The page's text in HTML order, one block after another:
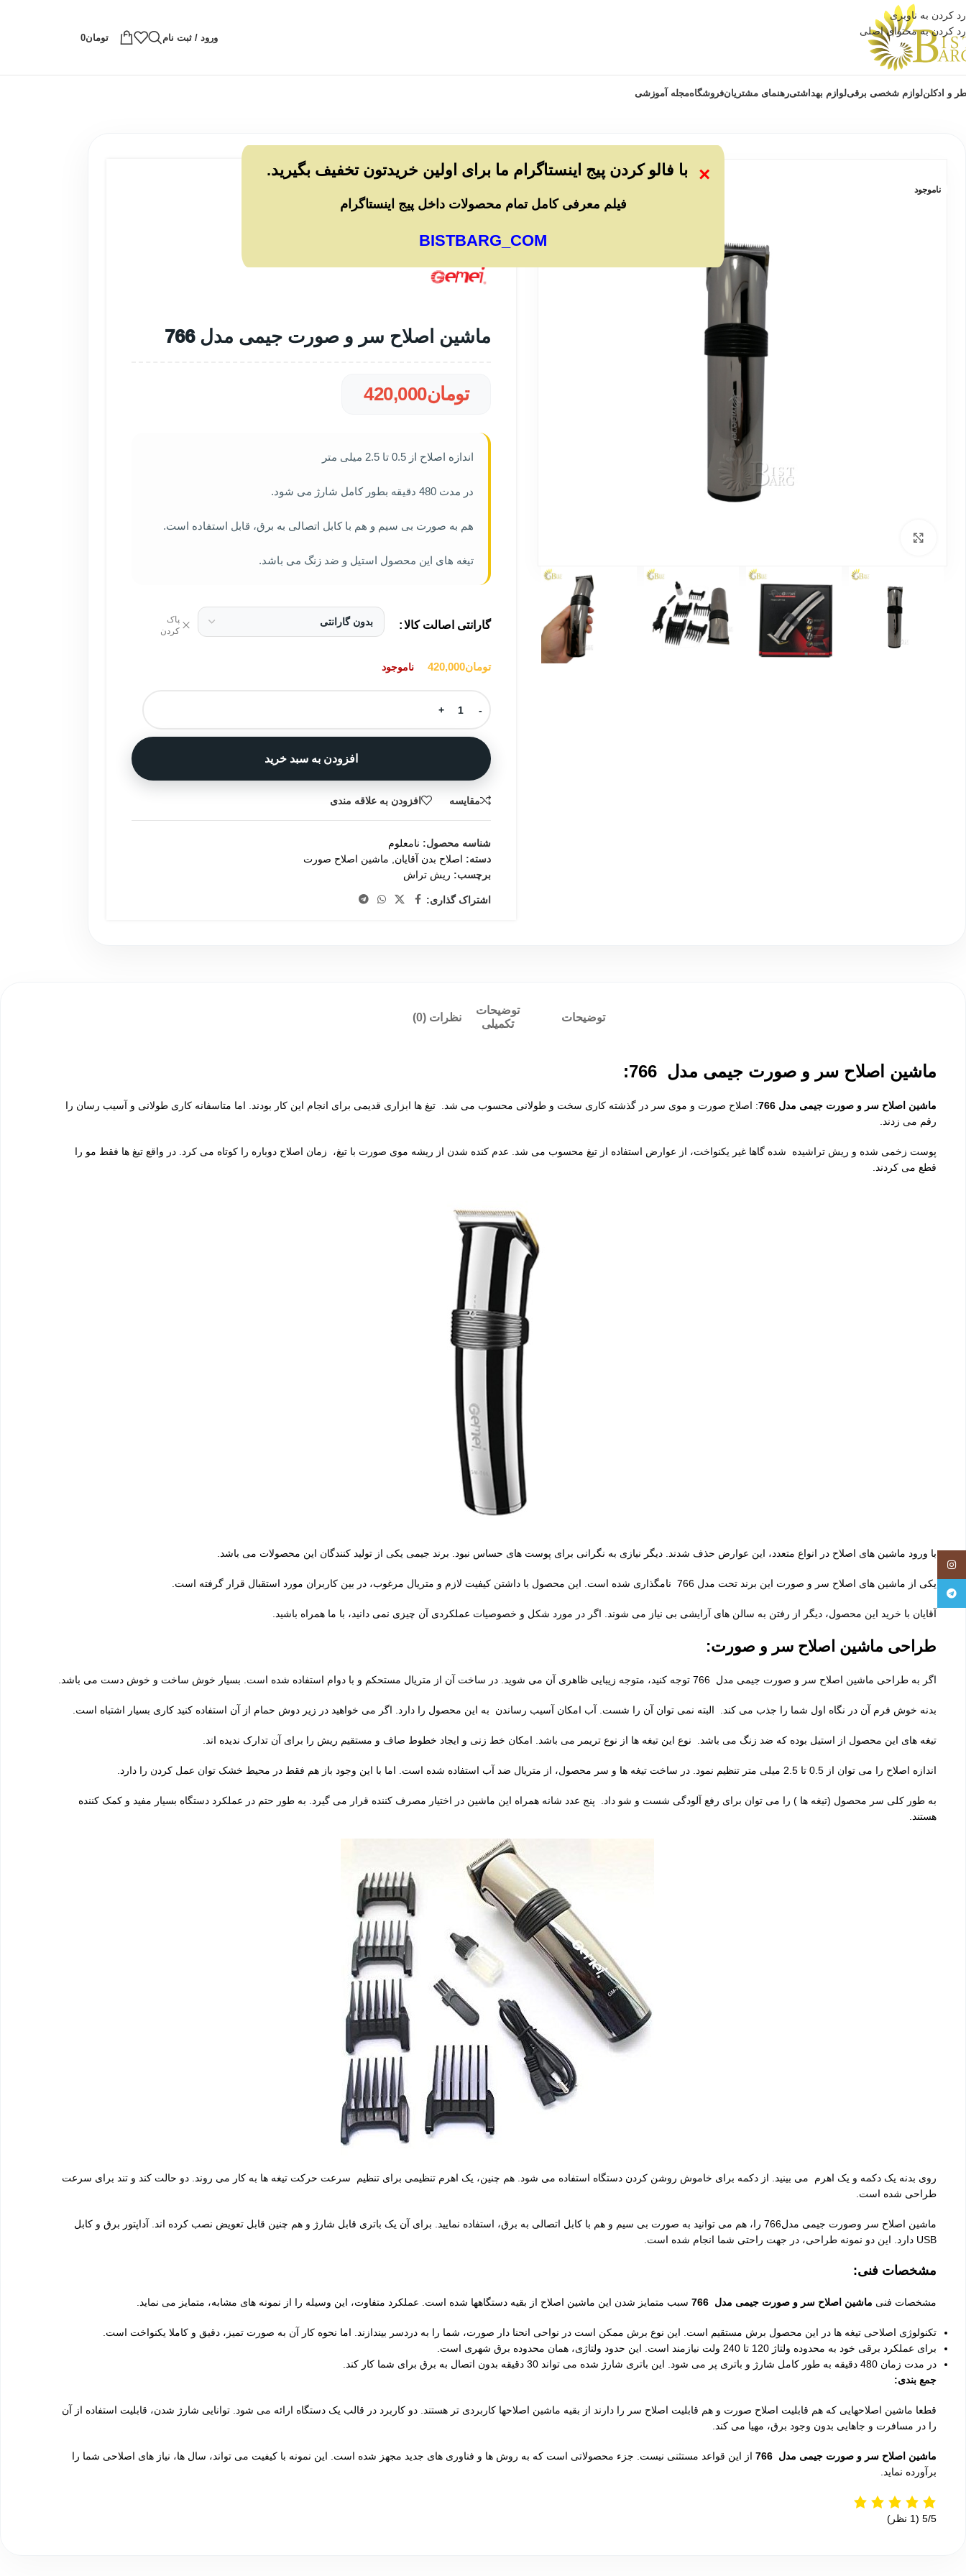
رد کردن به ناوبری
رد کردن به محتوای اصلی
ورود / ثبت نام تومان0
و ادکلنلوازم شخصی برقیلوازم بهداشتیرهنمای مشتریانفروشگاهمجله آموزشی
ناموجود
ماشین اصلاح سر و صورت جیمی مدل 766
ماشین اصلاح سر و صورت جیمی مدل 766
تومان420,000
اندازه اصلاح از 0.5 تا 2.5 میلی متر
در مدت 480 دقیقه بطور کامل شارژ می شود.
هم به صورت بی سیم و هم با کابل اتصالی به برق، قابل استفاده است.
تیغه های این محصول استیل و ضد زنگ می باشد.
گارانتی اصالت کالا
پاک
کردن
تومان420,000 ناموجود
-
+
افزودن به سبد خرید
مقایسه افزودن به علاقه مندی
شناسه محصول: نامعلوم
دسته: اصلاح بدن آقایان
ماشین اصلاح صورت
برچسب: ریش تراش
اشتراک گذاری:
توضیحات
توضیحات
تکمیلی
نظرات (0)
ماشین اصلاح سر و صورت جیمی مدل 766:
ماشین اصلاح سر و صورت جیمی مدل 766
: اصلاح صورت و موی سر در گذشته کاری سخت و طولانی محسوب می شد. تیغ ها ابزاری قدیمی برای انجام این کار بودند. اما متاسفانه کاری طولانی و آسیب رسان را
رقم می زدند.
پوست زخمی شده و ریش تراشیده شده گاها غیر یکنواخت، از عوارض استفاده از تیغ محسوب می شد. عدم کنده شدن از ریشه موی صورت با تیغ، زمان اصلاح دوباره را کوتاه می کرد. در واقع تیغ ها فقط مو را
قطع می کردند.
با ورود ماشین های اصلاح در انواع متعدد، این عوارض حذف شدند. دیگر نیازی به نگرانی برای پوست های حساس نبود. برند جیمی یکی از تولید کنندگان این محصولات می باشد.
یکی از ماشین های اصلاح سر و صورت این برند تحت مدل 766 نامگذاری شده است. این محصول با داشتن کیفیت لازم و متریال مرغوب، در بین کاربران مورد استقبال قرار گرفته است.
آقایان با خرید این محصول، دیگر از رفتن به سالن های آرایشی بی نیاز می شوند. اگر در مورد شکل و خصوصیات عملکردی آن چیزی نمی دانید، با ما همراه باشید.
طراحی ماشین اصلاح سر و صورت:
اگر به طراحی ماشین اصلاح سر و صورت جیمی مدل 766 توجه کنید، متوجه زیبایی ظاهری آن می شوید. در ساخت آن از متریال مستحکم و با دوام استفاده شده است. بسیار خوش ساخت و خوش دست می باشد.
بدنه خوش فرم آن در نگاه اول شما را جذب می کند. البته نمی توان آن را شست. آب امکان آسیب رساندن به این محصول را دارد. اگر می خواهید در زیر دوش حمام از آن استفاده کنید کاری بسیار اشتباه است.
تیغه های این محصول از استیل بوده که ضد زنگ می باشد. نوع این تیغه ها از نوع تریمر می باشد. امکان خط زنی و ایجاد خطوط صاف و مستقیم ریش را برای آن تدارک ندیده اند.
اندازه اصلاح را می توان از 0.5 تا 2.5 میلی متر تنظیم نمود. در ساخت تیغه ها و سر محصول، از متریال ضد آب استفاده شده است. اما با این وجود باز هم فقط در محیط خشک توان عمل کردن را دارد.
به طور کلی سر محصول (تیغه ها ) را می توان برای رفع آلودگی شست و شو داد. پنج عدد شانه همراه این ماشین در اختیار مصرف کننده قرار می گیرد. به طور حتم در عملکرد دستگاه بسیار مفید و کمک کننده
هستند.
روی بدنه یک دکمه و یک اهرم می بینید. از دکمه برای خاموش روشن کردن دستگاه استفاده می شود. هم چنین، یک اهرم تنظیمی برای تنظیم سرعت حرکت تیغه ها به کار می روند. دو حالت کند و تند برای سرعت
طراحی شده است.
ماشین اصلاح سر وصورت جیمی مدل766 را، هم می توانید به صورت بی سیم و هم با کابل اتصالی به برق، استفاده نمایید. برای آن یک باتری قابل شارژ و هم چنین قابل تعویض نصب کرده اند. آداپتور برق و کابل
USB دارد. این دو نمونه طراحی، در جهت راحتی شما انجام شده است.
مشخصات فنی:
مشخصات فنی ماشین اصلاح سر و صورت جیمی مدل 766 سبب متمایز شدن این ماشین اصلاح از بقیه دستگاهها شده است. عملکرد متفاوت، این وسیله را از نمونه های مشابه، متمایز می نماید.
تکنولوژی اصلاحی تیغه ها در این محصول برش مستقیم است. این نوع برش ممکن است در نواحی انحنا دار صورت، شما را به دردسر بیندازند. اما نحوه کار آن به صورت تمیز، دقیق و کاملا یکنواخت است.
برای عملکرد برقی خود به محدوده ولتاژ 120 تا 240 ولت نیازمند است. این حدود ولتاژی، همان محدوده برق شهری است.
در مدت زمان 480 دقیقه به طور کامل شارژ و باتری پر می شود. این باتری شارژ شده می تواند 30 دقیقه بدون اتصال به برق برای شما کار کند.
جمع بندی:
قطعا ماشین اصلاحهایی که هم قابلیت اصلاح صورت و هم قابلیت اصلاح سر را دارند از بقیه ماشین اصلاحها کاربردی تر هستند. دو کاربرد در قالب یک دستگاه ارائه می شود. توانایی شارژ شدن، قابلیت استفاده از آن
را در مسافرت و جاهایی بدون وجود برق، مهیا می کند.
ماشین اصلاح سر و صورت جیمی مدل 766
از این قواعد مستثنی نیست. جزء محصولاتی است که به روش ها و فناوری های جدید مجهز شده است. این نمونه با کیفیت می تواند، سال ها، نیاز های اصلاحی شما را
برآورده نماید.
‫5/5 ‫(1 نظر)
Telegram
× با فالو کردن پیج اینستاگرام ما برای اولین خریدتون تخفیف بگیرید.
فیلم معرفی کامل تمام محصولات داخل پیج اینستاگرام
BISTBARG_COM